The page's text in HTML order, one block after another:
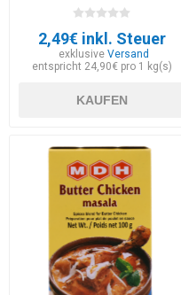
2,49€ inkl. Steuer
exklusiveVersand
entspricht 24,90€ pro 1 kg(s)
KAUFEN